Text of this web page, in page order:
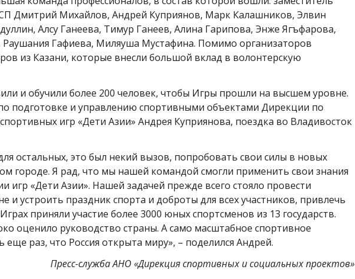
Дмитрий Михайлов, Андрей Куприянов, Марк Калашников, Элвин
Алсу Ганеева, Тимур Ганеев, Алина Гарипова, Энже Ягъфарова,
Раушания Гафиева, Миляуша Мустафина. Помимо организаторов
из Казани, которые внесли большой вклад в волонтерскую
и обучили более 200 человек, чтобы Игры прошли на высшем уровне.
подготовке и управлению спортивными объектами Дирекции по
игр «Дети Азии» Андрея Куприянова, поездка во Владивосток
остальных, это был некий вызов, попробовать свои силы в новых
городе. Я рад, что мы нашей командой смогли применить свои знания
игр «Дети Азии». Нашей задачей прежде всего стояло провести
и устроить праздник спорта и доброты для всех участников, привлечь
приняли участие более 3000 юных спортсменов из 13 государств.
оценило руководство страны. А само масштабное спортивное
раз, что Россия открыта миру», – поделился Андрей.
Пресс-служба АНО «Дирекция спортивных и социальных проектов»